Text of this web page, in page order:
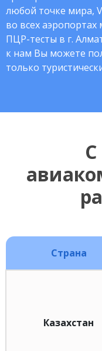
любой точке мира,
во всех
ПЦР-тесты в г.
к нам Вы можете
только
Страна
Казахстан